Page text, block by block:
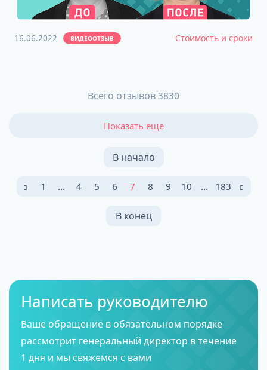
16.06.2022 ВИДЕООТЗЫВ Стоимость и сроки
Всего отзывов 3830
Показать еще
В начало
1 ... 4 5 6 7 8 9 10 ... 183
В конец
Написать руководителю
Ваше обращение в обязательном порядке
рассмотрит генеральный директор в течение
1 дня и мы свяжемся с вами